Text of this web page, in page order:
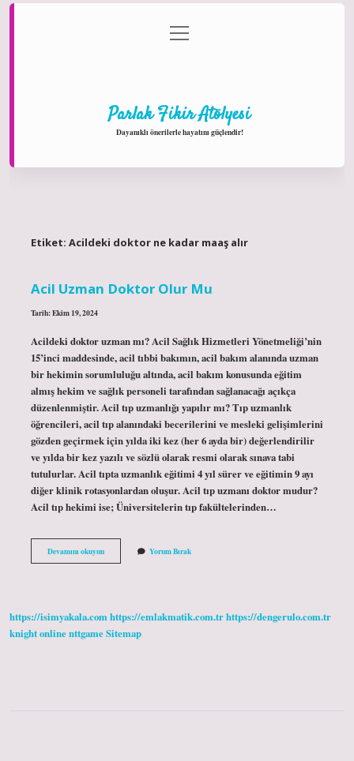
Gizlilik Politikası
menüyü
aç
Parlak Fikir Atölyesi
Dayanıklı önerilerle hayatını güçlendir!
Etiket: Acildeki doktor ne kadar maaş alır
Acil Uzman Doktor Olur Mu
Tarih: Ekim 19, 2024
Acildeki doktor uzman mı? Acil Sağlık Hizmetleri Yönetmeliği’nin
15’inci maddesinde, acil tıbbi bakımın, acil bakım alanında uzman
bir hekimin sorumluluğu altında, acil bakım konusunda eğitim
almış hekim ve sağlık personeli tarafından sağlanacağı açıkça
düzenlenmiştir. Acil tıp uzmanlığı yapılır mı? Tıp uzmanlık
öğrencileri, acil tıp alanındaki becerilerini ve mesleki gelişimlerini
gözden geçirmek için yılda iki kez (her 6 ayda bir) değerlendirilir
ve yılda bir kez yazılı ve sözlü olarak resmi olarak sınava tabi
tutulurlar. Acil tıpta uzmanlık eğitimi 4 yıl sürer ve eğitimin 9 ayı
diğer klinik rotasyonlardan oluşur. Acil tıp uzmanı doktor mudur?
Acil tıp hekimi ise; Üniversitelerin tıp fakültelerinden…
Devamını okuyunAcil
Uzman
Yorum Bırak
https://isimyakala.comhttps://emlakmatik.com.trhttps://dengerulo.com.tr
knight onlinenttgameSitemap